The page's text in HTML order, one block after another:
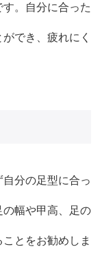
。自分に合った
でき、疲れにく
分の足型に合っ
幅や甲高、足の
とをお勧めしま